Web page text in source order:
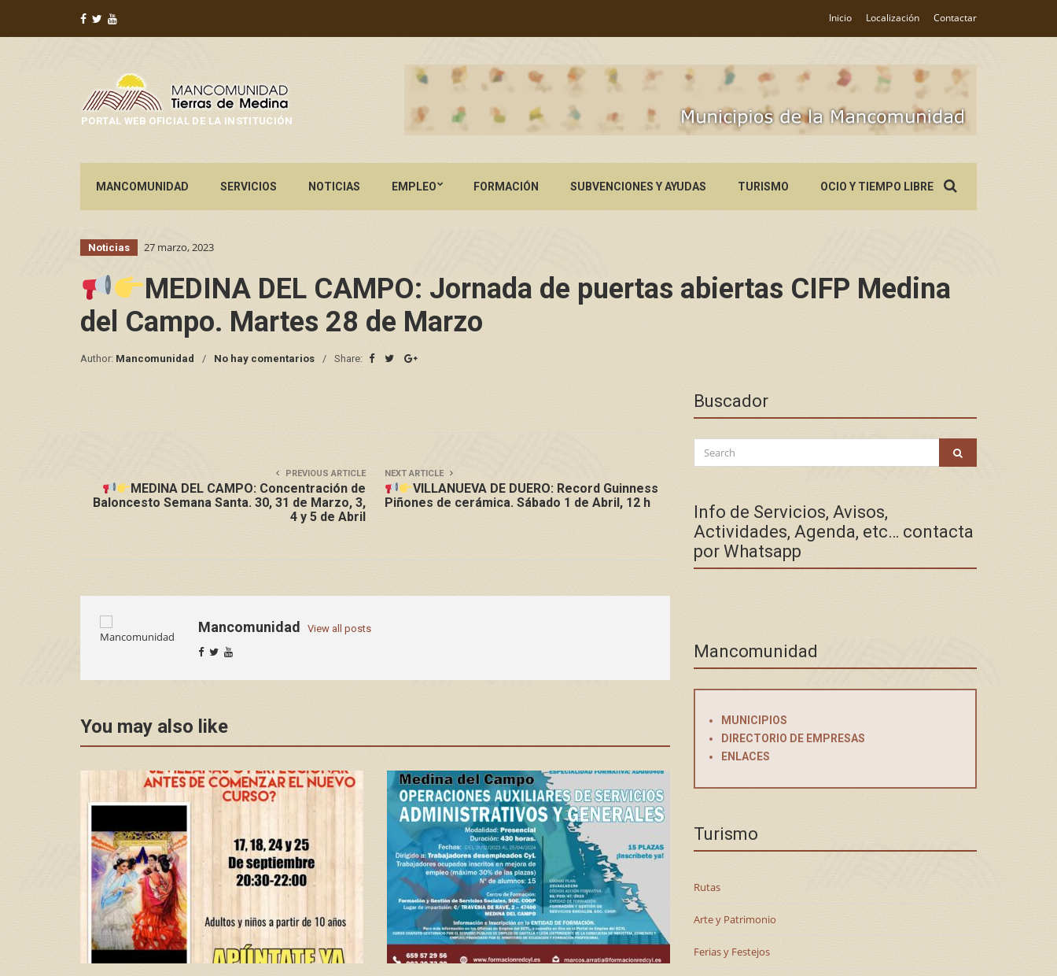
Inicio Localización Contactar
PORTAL WEB OFICIAL DE LA INSTITUCIÓN
MANCOMUNIDAD SERVICIOS NOTICIAS EMPLEO FORMACIÓN SUBVENCIONES Y AYUDAS TURISMO OCIO Y TIEMPO LIBREfor:
Noticias 27 marzo, 2023
MEDINA DEL CAMPO: Jornada de puertas abiertas CIFP Medina
del Campo. Martes 28 de Marzo
Author: Mancomunidad No hay comentarios Share:
PREVIOUS ARTICLE
MEDINA DEL CAMPO: Concentración de
Baloncesto Semana Santa. 30, 31 de Marzo, 3,
4 y 5 de Abril
NEXT ARTICLE
VILLANUEVA DE DUERO: Record Guinness
Piñones de cerámica. Sábado 1 de Abril, 12 h
Mancomunidad View all posts
You may also like
Buscador
Search
for:
Info de Servicios, Avisos,
Actividades, Agenda, etc… contacta
por Whatsapp
Mancomunidad
MUNICIPIOS
DIRECTORIO DE EMPRESAS
ENLACES
Turismo
Rutas
Arte y Patrimonio
Ferias y Festejos